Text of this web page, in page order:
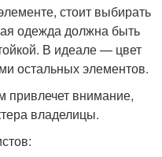
стоит выбирать
одежда должна быть
В идеале — цвет
остальных элементов.
привлечет внимание,
владелицы.